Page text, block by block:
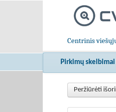
Centrinis
Pirkimų skelbimai
Peržiūrėti